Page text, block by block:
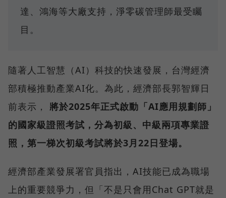
達、鴻海等大廠支持，淨零碳管理師最受矚
目。
隨著人工智慧（AI）科技的快速發展，台灣經濟
部積極推動產業AI化。為此，經濟部長郭智輝日
前表示， 將於2025年正式啟動「AI應用規劃師」
的國家級證照考試，分為初級、中級兩項專業證
照，第一梯次初級考試將於3月22日登場。
經濟部產業發展署官員指出，AI技能已成為職場
上的重要競爭力，但「不是只會用Chat GPT就是